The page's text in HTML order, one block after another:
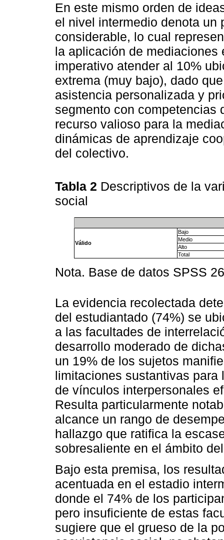
En este mismo orden de
el nivel intermedio denota un
considerable, lo cual
la aplicación de
imperativo atender al 10%
extrema (muy bajo), dado
asistencia personalizada y
segmento con competencias
recurso valioso para la
dinámicas de aprendizaje
del colectivo.
Tabla 2 Descriptivos de la
social
Válido
Bajo
Medio
Alto
Total
Nota. Base de datos SPSS 26
La evidencia recolectada
del estudiantado (74%) se
a las facultades de
desarrollo moderado de
un 19% de los sujetos
limitaciones sustantivas
de vínculos interpersonales
Resulta particularmente
alcance un rango de
hallazgo que ratifica la
sobresaliente en el ámbito
Bajo esta premisa, los
acentuada en el estadio
donde el 74% de los
pero insuficiente de estas
sugiere que el grueso de la